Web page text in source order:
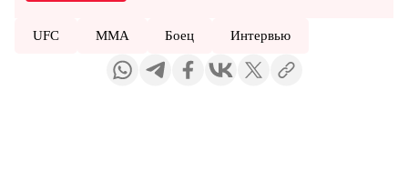
UFC MMA Боец Интервью